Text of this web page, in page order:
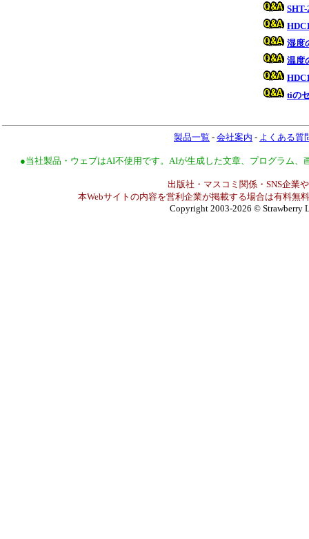
湿度
温度
tiの
製品一覧 - 会社案内 - よくある質
●当社製品・ウェブはAI不使用です。AIが生成した文章、プログラム
出版社・マスコミ関係・SNS企業
本Webサイトの内容を営利企業が掲載する場合は有料無
Copyright 2003-2026 © Strawberry